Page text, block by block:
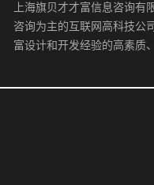
上海旗贝才才富信息咨询
咨询为主的互联网高科技公
富设计和开发经验的高素质